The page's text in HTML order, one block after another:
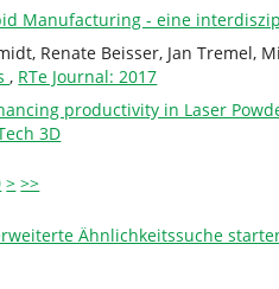
Manufacturing - eine
Renate Beisser, Jan Tremel,
, RTe Journal: 2017
productivity in Laser
3D
> >>
Ähnlichkeitssuche